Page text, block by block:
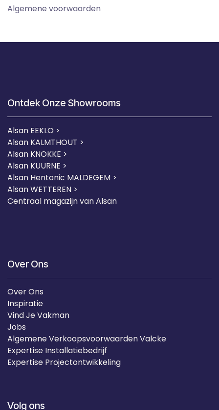
Algemene voorwaarden
Ontdek Onze Showrooms
Alsan EEKLO >
Alsan KALMTHOUT >
Alsan KNOKKE >
Alsan KUURNE >
Alsan Hentonic MALDEGEM >
Alsan WETTEREN >
Centraal magazijn van Alsan
Over Ons
Over Ons
Inspiratie
Vind Je Vakman
Jobs
Algemene Verkoopsvoorwaarden Valcke
Expertise Installatiebedrijf
Expertise Projectontwikkeling
Volg ons